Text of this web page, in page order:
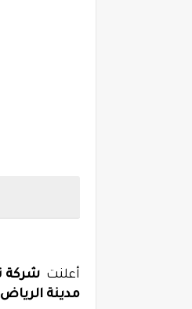
أعلنت شركة
مدينة الرياض